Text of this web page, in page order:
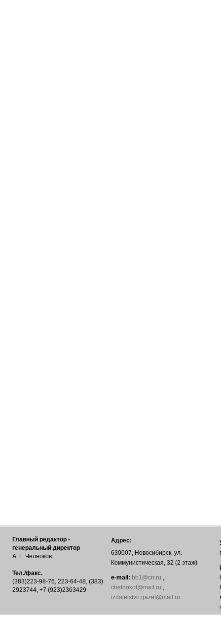
Главный редактор -
генеральный директор
А. Г. Челноков
Тел./факс.
(383)223-98-76, 223-64-48, (383)
2923744, +7 (923)2363429
Адрес:
630007, Новосибирск, ул.
Коммунистическая, 32 (2 этаж)
е-mail: bb1@cn.ru ,
chelnokof@mail.ru ,
izdatelstvo.gazet@mail.ru